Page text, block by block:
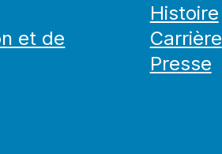
et de
Histoire
Carrière
Presse